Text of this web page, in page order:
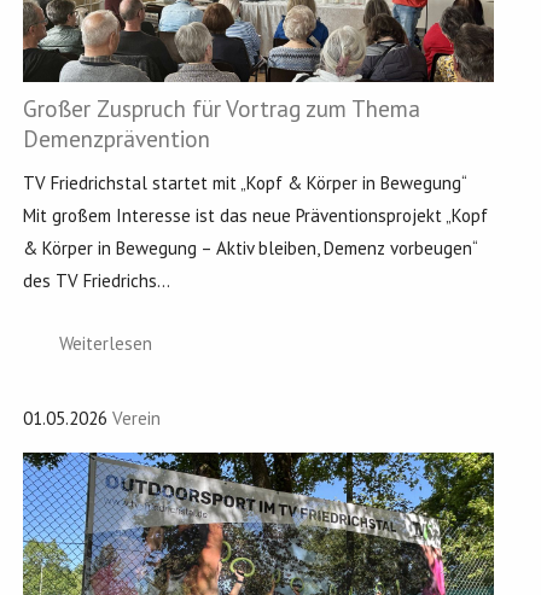
Großer Zuspruch für Vortrag zum Thema
Demenzprävention
TV Friedrichstal startet mit „Kopf & Körper in Bewegung“
Mit großem Interesse ist das neue Präventionsprojekt „Kopf
& Körper in Bewegung – Aktiv bleiben, Demenz vorbeugen“
des TV Friedrichs...
Weiterlesen
01.05.2026 Verein